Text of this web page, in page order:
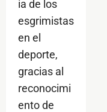
ia de los
esgrimistas
en el
deporte,
gracias al
reconocimi
ento de